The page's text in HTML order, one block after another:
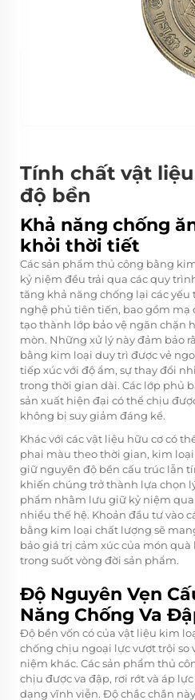
Tính chất vật
độ bền
Khả năng chống
khỏi thời tiết
Các sản phẩm thủ công bằng
kỷ niệm đều trải qua các quy
tăng khả năng chống lại các yếu
nghệ phủ tiên tiến, bao gồm mạ
tạo thành lớp bảo vệ ngăn chặn
mòn. Những xử lý này đảm bảo
bằng kim loại duy trì được vẻ
tiếp xúc với độ ẩm, sự thay đổi
trong thời gian dài. Các lớp phủ
sản xuất hiện đại có thể chịu
không bị suy giảm đáng kể.
Khác với các vật liệu hữu cơ có
phai màu theo thời gian, kim
giữ nguyên độ bền cấu trúc lẫn
khiến chúng trở thành lựa chọn
phẩm nhằm lưu giữ kỷ niệm
nhiều thế hệ. Khoản đầu tư vào
bằng kim loại chất lượng sẽ
bảo giá trị cảm xúc của món
trong suốt vòng đời sản phẩm.
Độ Nguyên Vẹn
Năng Chống Va
Độ bền vốn có của vật liệu kim
chống chịu ngoại lực vượt trội so
niệm khác. Các sản phẩm thủ
chịu được va đập, rơi rớt và áp
dạng vĩnh viễn. Độ chắc chắn